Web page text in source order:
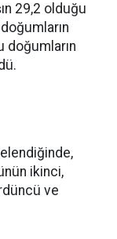
29,2 olduğu
doğumların
ikinci,
ve